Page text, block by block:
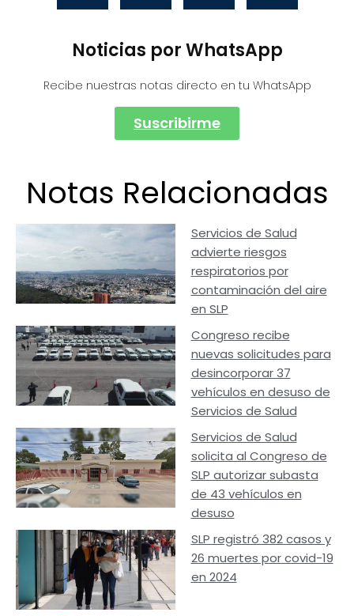
Noticias por WhatsApp
Recibe nuestras notas directo en tu WhatsApp
Suscribirme
Notas Relacionadas
Servicios de Salud
advierte riesgos
respiratorios por
contaminación del aire
en SLP
Congreso recibe
nuevas solicitudes para
desincorporar 37
vehículos en desuso de
Servicios de Salud
Servicios de Salud
solicita al Congreso de
SLP autorizar subasta
de 43 vehículos en
desuso
SLP registró 382 casos y
26 muertes por covid-19
en 2024